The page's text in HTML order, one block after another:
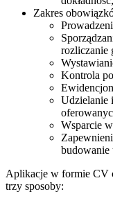
Zakres
rozliczanie
Kontrola
Udzielanie
Wsparcie
budowanie
Aplikacje w formie CV
trzy sposoby: